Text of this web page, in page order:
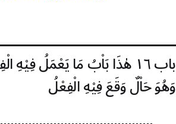
باب ١٦ هٰذَا بَاْبُ مَا يَعْمَلُ فِيْهِ
وَهُوَ حَاْلٌ وَقَعَ فِيْهِ الْفِعْلُ